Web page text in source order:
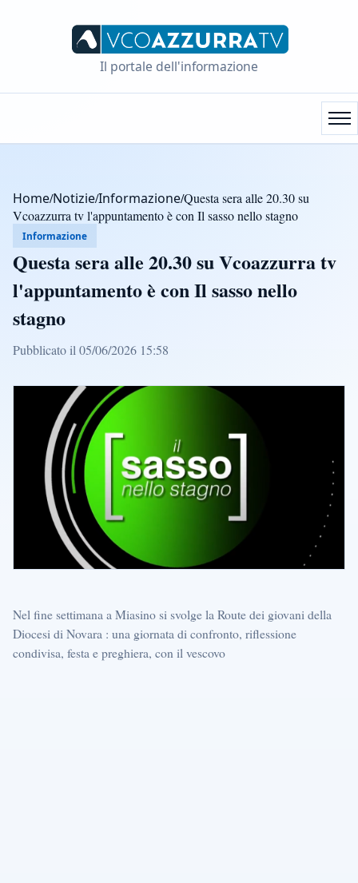
Il portale dell'informazione
Home/Notizie/Informazione/Questa sera alle 20.30 su
Vcoazzurra tv l'appuntamento è con Il sasso nello stagno
Informazione
Questa sera alle 20.30 su Vcoazzurra tv
l'appuntamento è con Il sasso nello
stagno
Pubblicato il 05/06/2026 15:58
Nel fine settimana a Miasino si svolge la Route dei giovani della
Diocesi di Novara : una giornata di confronto, riflessione
condivisa, festa e preghiera, con il vescovo